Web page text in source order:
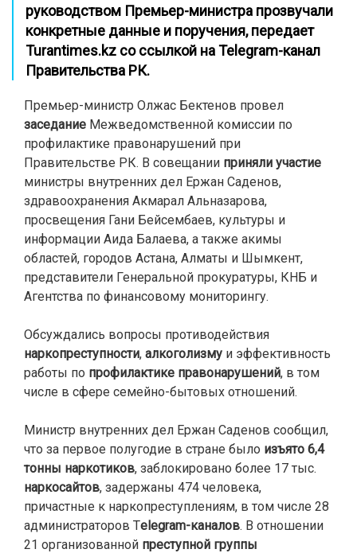
руководством Премьер-министра прозвучали
конкретные данные и поручения,передает
Turantimes.kz со ссылкой наTelegram-канал
Правительства РК.
Премьер-министр Олжас Бектенов провел
заседание Межведомственной комиссии по
профилактике правонарушений при
Правительстве РК. В совещании приняли участие
министры внутренних дел Ержан Саденов,
здравоохранения Акмарал Альназарова,
просвещения Гани Бейсембаев, культуры и
информации Аида Балаева, а также акимы
областей, городов Астана, Алматы и Шымкент,
представители Генеральной прокуратуры, КНБ и
Агентства по финансовому мониторингу.
Обсуждались вопросы противодействия
наркопреступности, алкоголизму и эффективность
работы по профилактике правонарушений, в том
числе в сфере семейно-бытовых отношений.
Министр внутренних дел Ержан Саденов сообщил,
что за первое полугодие в стране было изъято 6,4
тонны наркотиков, заблокировано более 17 тыс.
наркосайтов, задержаны 474 человека,
причастные к наркопреступлениям, в том числе 28
администраторов Telegram-каналов. В отношении
21 организованной преступной группы